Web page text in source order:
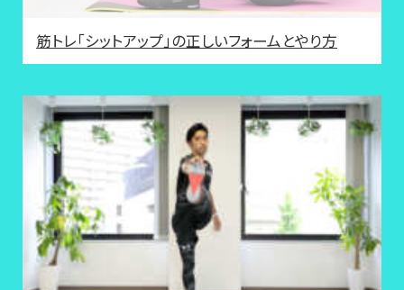
筋トレ「シットアップ」の正しいフォームとやり方